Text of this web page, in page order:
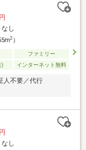
なし
2）
ファミリー
) インターネット無料
人不要／代行
なし